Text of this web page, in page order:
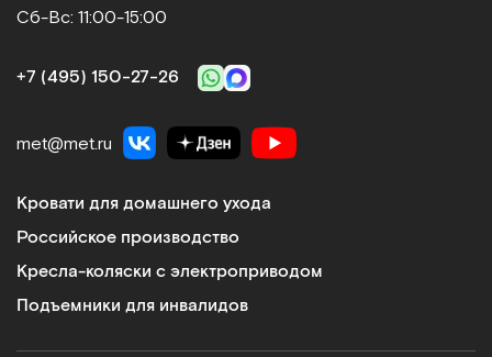
Сб-Вс: 11:00-15:00
+7 (495) 150‑27‑26
met@met.ru
Кровати для домашнего ухода
Российское производство
Кресла-коляски с электроприводом
Подъемники для инвалидов